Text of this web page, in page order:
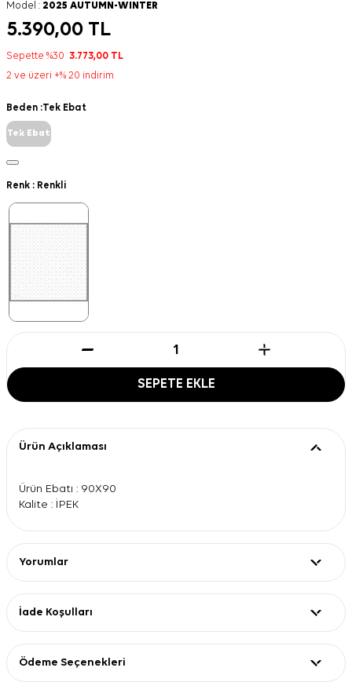
Model : 2025 AUTUMN-WINTER
5.390,00 TL
Sepette %30 3.773,00 TL
2 ve üzeri +% 20 indirim
Beden :Tek Ebat
Tek Ebat
Renk : Renkli
SEPETE EKLE
Ürün Açıklaması
Ürün Ebatı : 90X90
Kalite : İPEK
Yorumlar
İade Koşulları
Ödeme Seçenekleri